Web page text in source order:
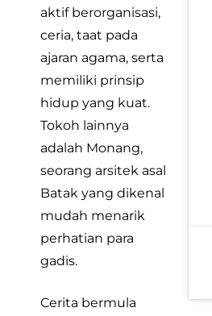
aktif berorganisasi,
ceria, taat pada
ajaran agama, serta
memiliki prinsip
hidup yang kuat.
Tokoh lainnya
adalah Monang,
seorang arsitek asal
Batak yang dikenal
mudah menarik
perhatian para
gadis.
Cerita bermula